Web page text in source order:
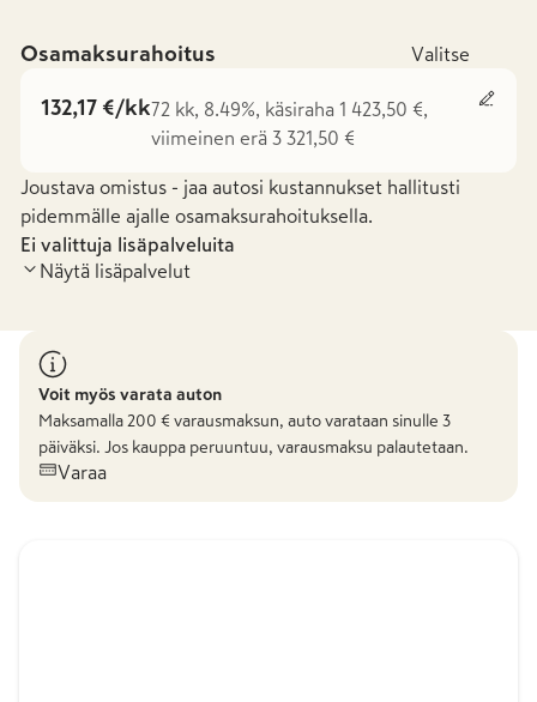
Osamaksurahoitus Valitse
132,17 €/kk72 kk, 8.49%, käsiraha 1 423,50 €,
viimeinen erä 3 321,50 €
Joustava omistus - jaa autosi kustannukset hallitusti
pidemmälle ajalle osamaksurahoituksella.
Ei valittuja lisäpalveluita
Näytä lisäpalvelut
Voit myös varata auton
Maksamalla 200 € varausmaksun, auto varataan sinulle 3
päiväksi. Jos kauppa peruuntuu, varausmaksu palautetaan.
Varaa